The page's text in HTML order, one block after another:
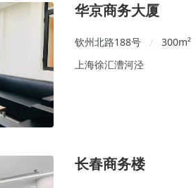
华京商务大厦
钦州北路188号 / 300m²
上海徐汇漕河泾
长春商务楼